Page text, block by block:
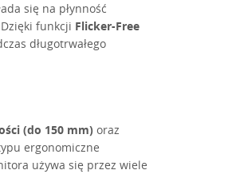
się na płynność
funkcji Flicker-Free
długotrwałego
(do 150 mm) oraz
ergonomiczne
używa się przez wiele